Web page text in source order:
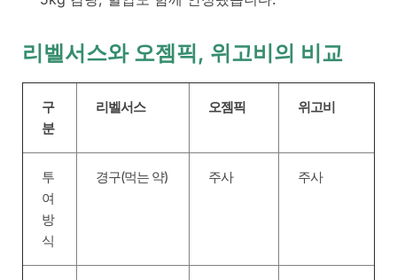
리벨서스와 오젬픽, 위고비의 비교
구
분
리벨서스 오젬픽 위고비
투
여
방
식
경구(먹는 약) 주사 주사